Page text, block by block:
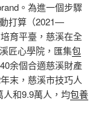
。為進一個步驟
打算（2021—
育平臺，慈溪在全
匠心學院，匯集包
余個合適慈溪財產
末，慈溪市技巧人
人和9.9萬人，均包養